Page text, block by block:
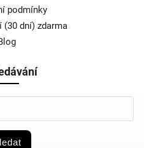
podmínky
(30 dní) zdarma